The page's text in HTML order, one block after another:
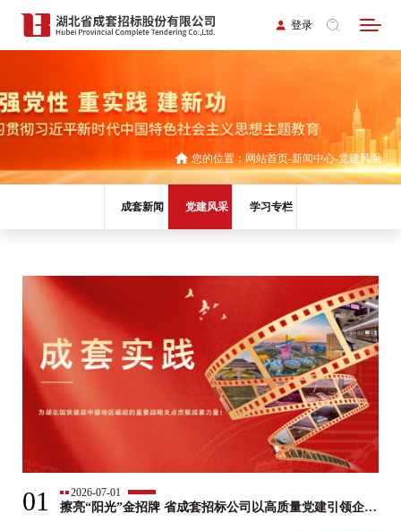
登录
您的位置： 网站首页 新闻中心 党建风采
成套新闻 党建风采 学习专栏
01 2026-07-01
擦亮“阳光”金招牌 省成套招标公司以高质量党建引领企业